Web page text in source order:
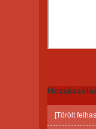
[Törölt